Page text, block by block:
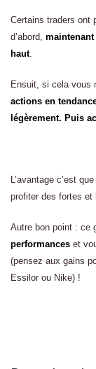
Certains traders ont
d’abord,
haut.
Ensuit, si cela vous
actions en
légèrement. Puis
L’avantage c’est
profiter des fortes et
Autre bon point : ce
performances et
(pensez aux gains
Essilor ou Nike) !